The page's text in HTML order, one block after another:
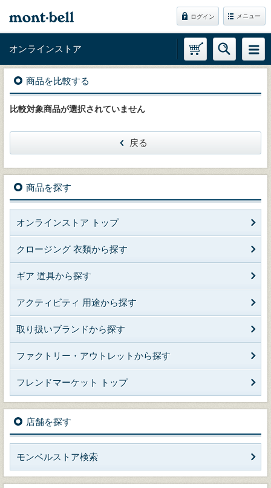
ログイン メニュー
オンラインストア
商品を比較する
比較対象商品が選択されていません
戻る
商品を探す
オンラインストア トップ
クロージング 衣類から探す
ギア 道具から探す
アクティビティ 用途から探す
取り扱いブランドから探す
ファクトリー・アウトレットから探す
フレンドマーケット トップ
店舗を探す
モンベルストア検索